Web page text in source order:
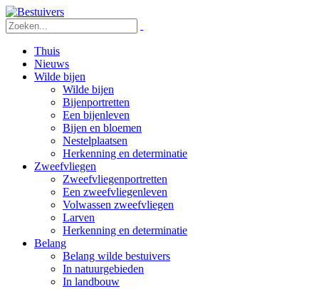
Thuis
Nieuws
Wilde bijen
Wilde bijen
Bijenportretten
Een bijenleven
Bijen en bloemen
Nestelplaatsen
Herkenning en determinatie
Zweefvliegen
Zweefvliegenportretten
Een zweefvliegenleven
Volwassen zweefvliegen
Larven
Herkenning en determinatie
Belang
Belang wilde bestuivers
In natuurgebieden
In landbouw